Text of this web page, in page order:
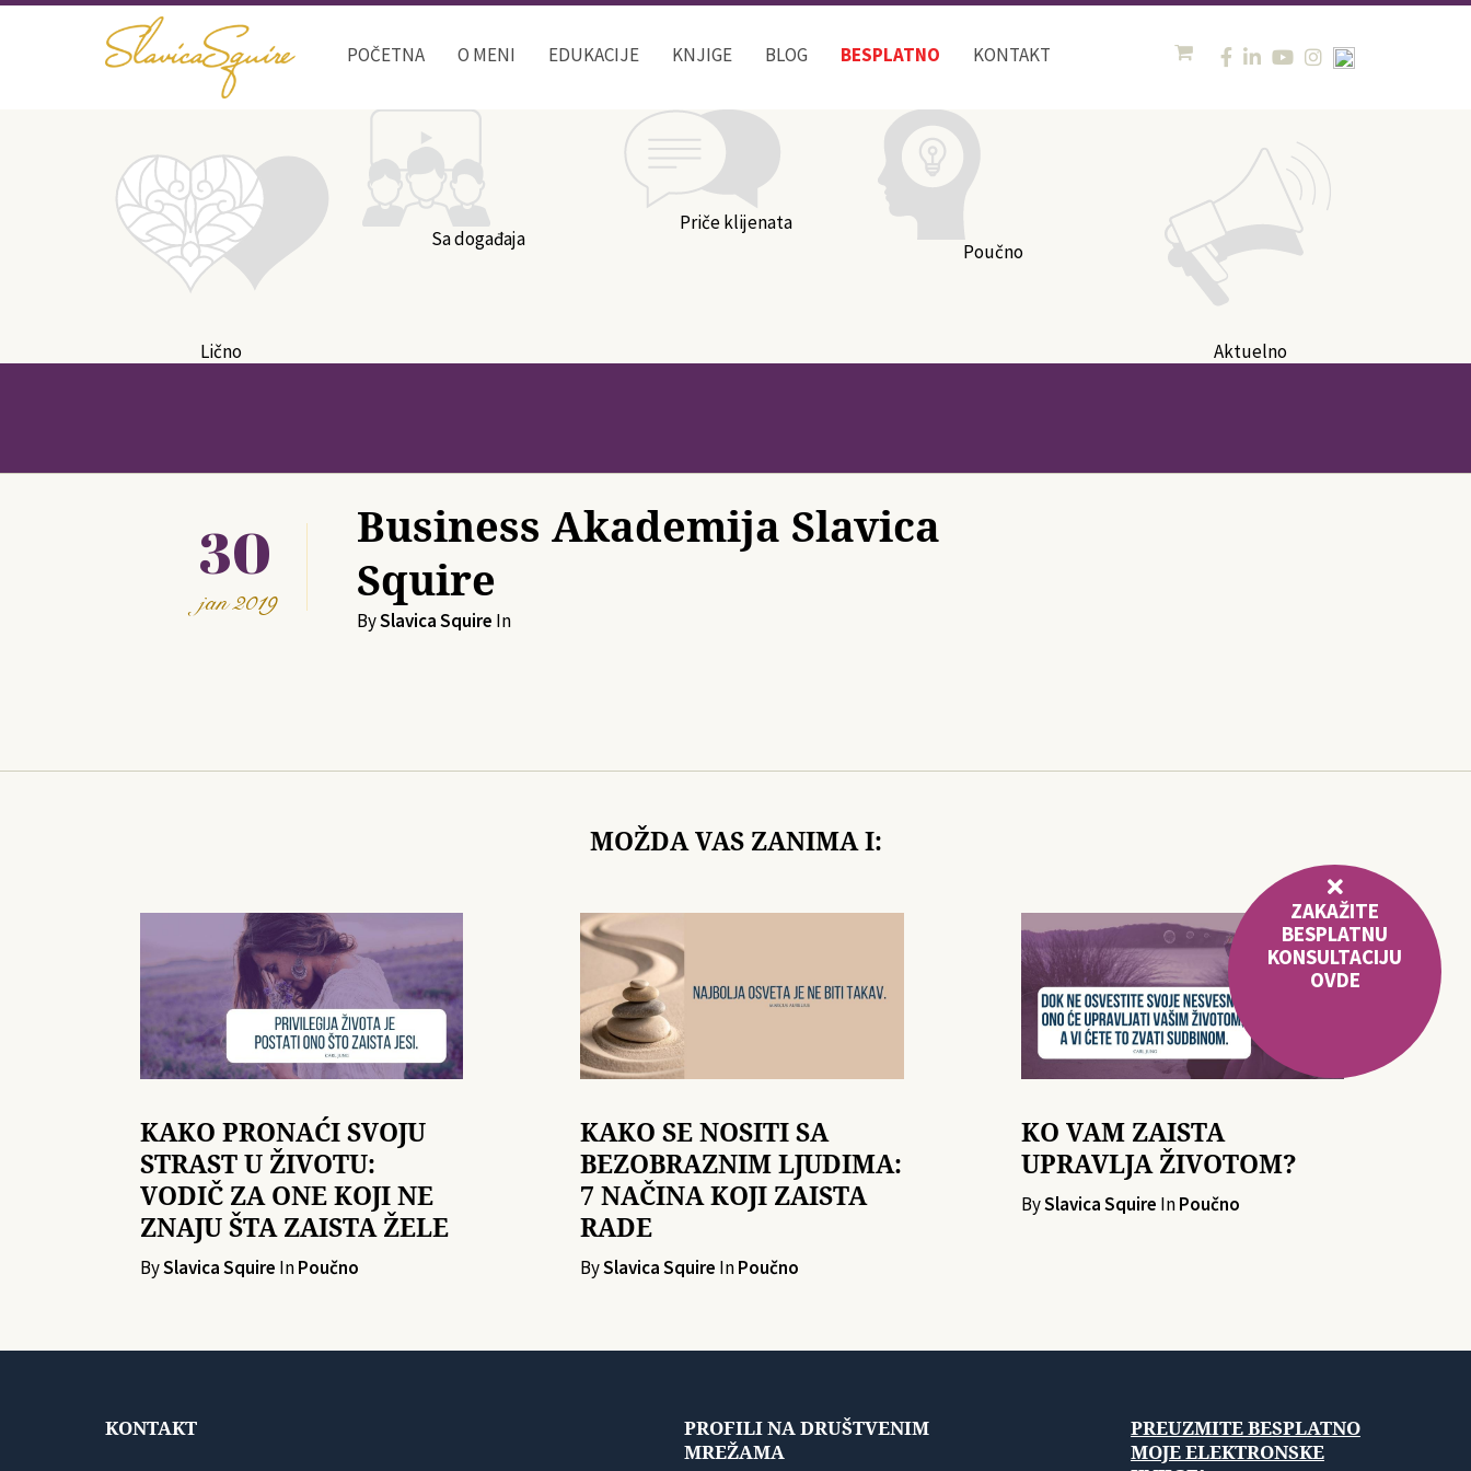
POČETNA O MENI EDUKACIJE KNJIGE BLOG BESPLATNO KONTAKT
Lično
Sa događaja
Priče klijenata
Poučno
Aktuelno
30
jan2019
Business Akademija Slavica
Squire
BySlavica Squire In
MOŽDA VAS ZANIMA I:
KAKO PRONAĆI SVOJU
STRAST U ŽIVOTU:
VODIČ ZA ONE KOJI NE
ZNAJU ŠTA ZAISTA ŽELE
BySlavica Squire InPoučno
KAKO SE NOSITI SA
BEZOBRAZNIM LJUDIMA:
7 NAČINA KOJI ZAISTA
RADE
BySlavica Squire InPoučno
KO VAM ZAISTA
UPRAVLJA ŽIVOTOM?
BySlavica Squire InPoučno
KONTAKT
PROFILI NA DRUŠTVENIM
MREŽAMA
PREUZMITE BESPLATNO
MOJE ELEKTRONSKE
ZAKAŽITE
BESPLATNU
KONSULTACIJU
OVDE